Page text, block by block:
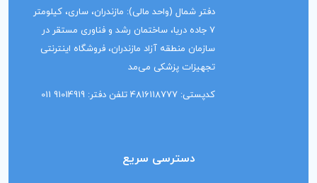
دفتر شمال (واحد مالی): مازندران، ساری، کیلومتر
7 جاده دریا، ساختمان رشد و فناوری مستقر در
سازمان منطقه آزاد مازندران، فروشگاه اینترنتی
تجهیزات پزشکی می‌مد
کدپستی: 4816118777 تلفن دفتر: 91014919 011
دسترسی سریع